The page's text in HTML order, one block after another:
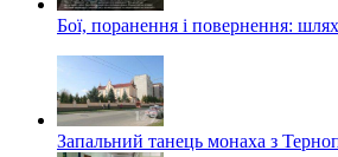
Бої, поранення і повернення:
Запальний танець монаха з